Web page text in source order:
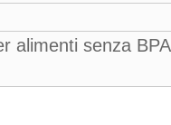
alimenti senza BPA